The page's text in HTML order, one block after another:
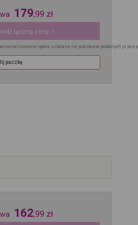
179,99 zł
łączną cenę
opłata ustalana na podstawie podanych przez
paczkę
162,99 zł